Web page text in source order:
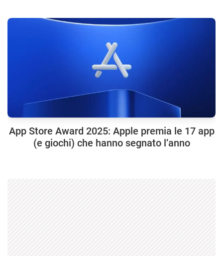
App Store Award 2025: Apple premia le 17 app
(e giochi) che hanno segnato l’anno